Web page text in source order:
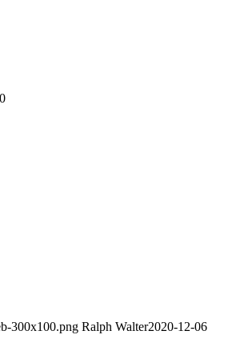
300x100.png Ralph Walter2020-12-06